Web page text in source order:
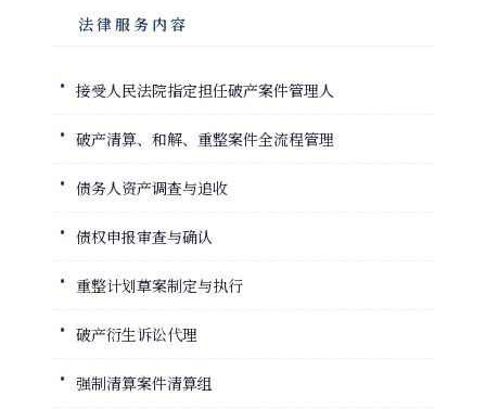
法律服务内容
接受人民法院指定担任破产案件管理人
破产清算、和解、重整案件全流程管理
债务人资产调查与追收
债权申报审查与确认
重整计划草案制定与执行
破产衍生诉讼代理
强制清算案件清算组